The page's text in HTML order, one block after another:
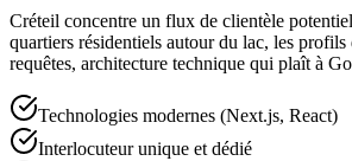
Créteil concentre un flux de clientèle
quartiers résidentiels autour du lac, les
requêtes, architecture technique qui plaît à
Technologies modernes (Next.js, React)
Interlocuteur unique et dédié